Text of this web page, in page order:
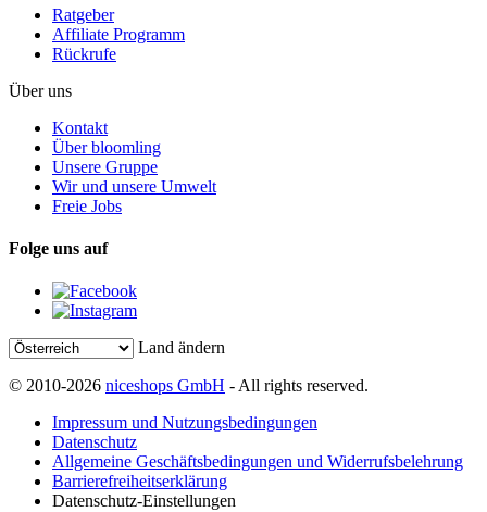
Ratgeber
Affiliate Programm
Rückrufe
Über uns
Kontakt
Über bloomling
Unsere Gruppe
Wir und unsere Umwelt
Freie Jobs
Folge uns auf
Land ändern
© 2010-2026 niceshops GmbH - All rights reserved.
Impressum und Nutzungsbedingungen
Datenschutz
Allgemeine Geschäftsbedingungen und Widerrufsbelehrung
Barrierefreiheitserklärung
Datenschutz-Einstellungen